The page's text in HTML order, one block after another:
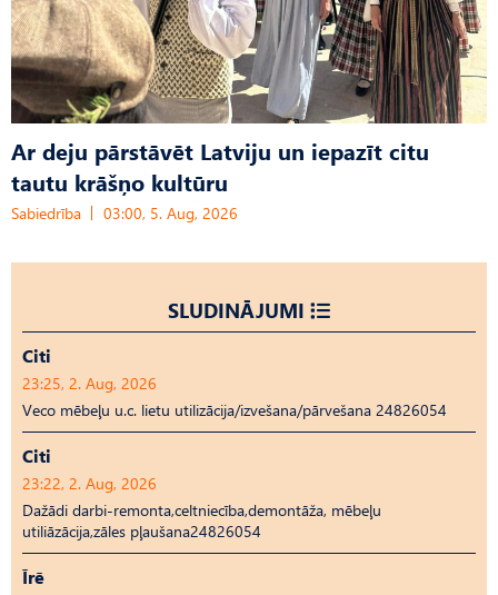
Ar deju pārstāvēt Latviju un iepazīt citu
tautu krāšņo kultūru
Sabiedrība 03:00, 5. Aug, 2026
SLUDINĀJUMI
Citi
23:25, 2. Aug, 2026
Veco mēbeļu u.c. lietu utilizācija/izvešana/pārvešana 24826054
Citi
23:22, 2. Aug, 2026
Dažādi darbi-remonta,celtniecība,demontāža, mēbeļu
utiliāzācija,zāles pļaušana24826054
Īrē